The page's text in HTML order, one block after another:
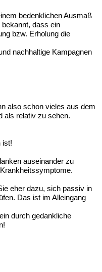
bedenklichen Ausmaß
dass ein
bzw. Erholung die
nachhaltige Kampagnen
also schon vieles aus dem
als relativ zu sehen.
ist!
auseinander zu
eher dazu, sich passiv in
Das ist im Alleingang
durch gedankliche